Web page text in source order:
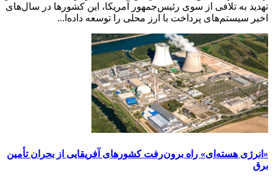
تهدید به تلافی از سوی رئیس‌جمهور آمریکا، این کشورها در سال‌های
اخیر سیستم‌های پرداخت با ارز محلی را توسعه داده‌ا...
«انرژی هسته‌ای» راه برون‌رفت کشورهای آفریقایی از بحران تأمین
برق